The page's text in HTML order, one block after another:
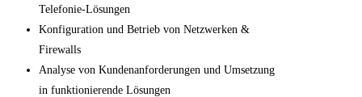
Telefonie-Lösungen
Konfiguration und Betrieb von Netzwerken &
Firewalls
Analyse von Kundenanforderungen und Umsetzung
in funktionierende Lösungen